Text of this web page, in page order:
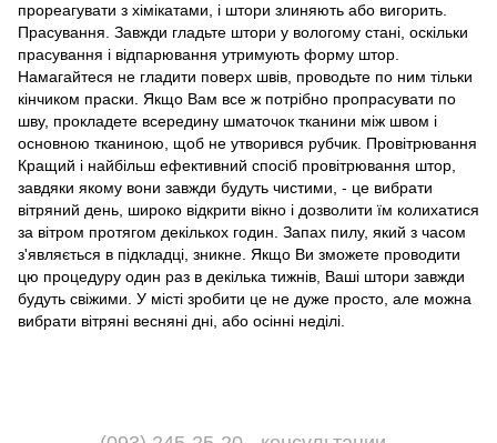
прореагувати з хімікатами, і штори злиняють або вигорить.
Прасування. Завжди гладьте штори у вологому стані, оскільки
прасування і відпарювання утримують форму штор.
Намагайтеся не гладити поверх швів, проводьте по ним тільки
кінчиком праски. Якщо Вам все ж потрібно пропрасувати по
шву, прокладете всередину шматочок тканини між швом і
основною тканиною, щоб не утворився рубчик. Провітрювання
Кращий і найбільш ефективний спосіб провітрювання штор,
завдяки якому вони завжди будуть чистими, - це вибрати
вітряний день, широко відкрити вікно і дозволити їм колихатися
за вітром протягом декількох годин. Запах пилу, який з часом
з'являється в підкладці, зникне. Якщо Ви зможете проводити
цю процедуру один раз в декілька тижнів, Ваші штори завжди
будуть свіжими. У місті зробити це не дуже просто, але можна
вибрати вітряні весняні дні, або осінні неділі.